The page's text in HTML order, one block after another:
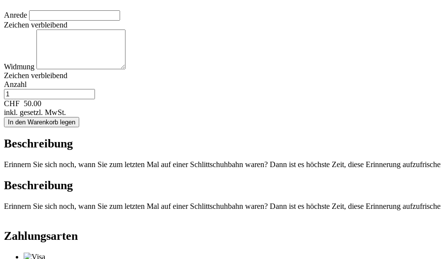
Anrede
Zeichen verbleibend
Widmung
Zeichen verbleibend
Anzahl
CHF 50.00
inkl. gesetzl. MwSt.
In den Warenkorb legen
Beschreibung
Erinnern Sie sich noch, wann Sie zum letzten Mal auf einer Schlittschuhbahn waren? Dann ist es höchste Zeit, diese Erinnerung
Beschreibung
Erinnern Sie sich noch, wann Sie zum letzten Mal auf einer Schlittschuhbahn waren? Dann ist es höchste Zeit, diese Erinnerung
Zahlungsarten